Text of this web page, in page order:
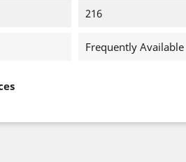
216
Frequently Available